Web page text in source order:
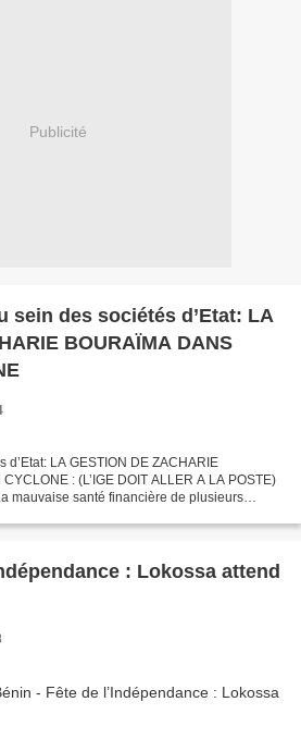
Publicité
sein des sociétés d’Etat: LA
BOURAÏMA DANS
LA GESTION DE ZACHARIE
: (L’IGE DOIT ALLER A LA POSTE)
mauvaise santé financière de plusieurs
: Lokossa attend